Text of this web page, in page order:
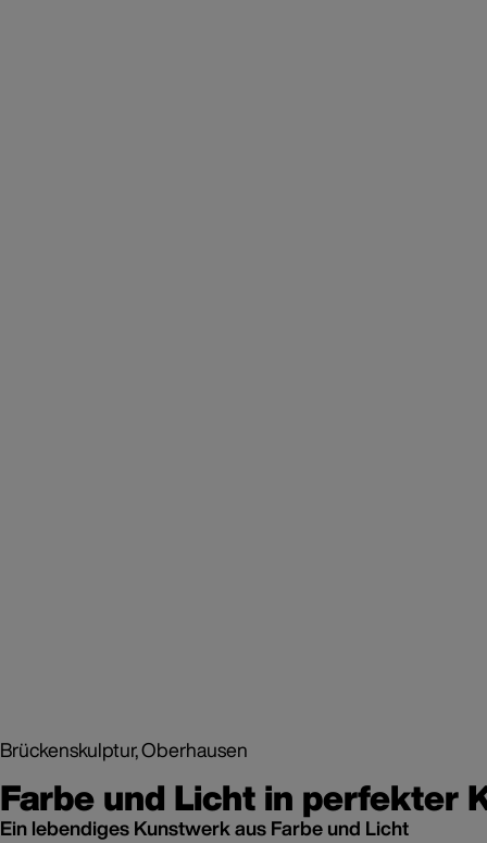
Brückenskulptur, Oberhausen
Farbe und Licht in perfekter
Ein lebendiges Kunstwerk aus Farbe und Licht